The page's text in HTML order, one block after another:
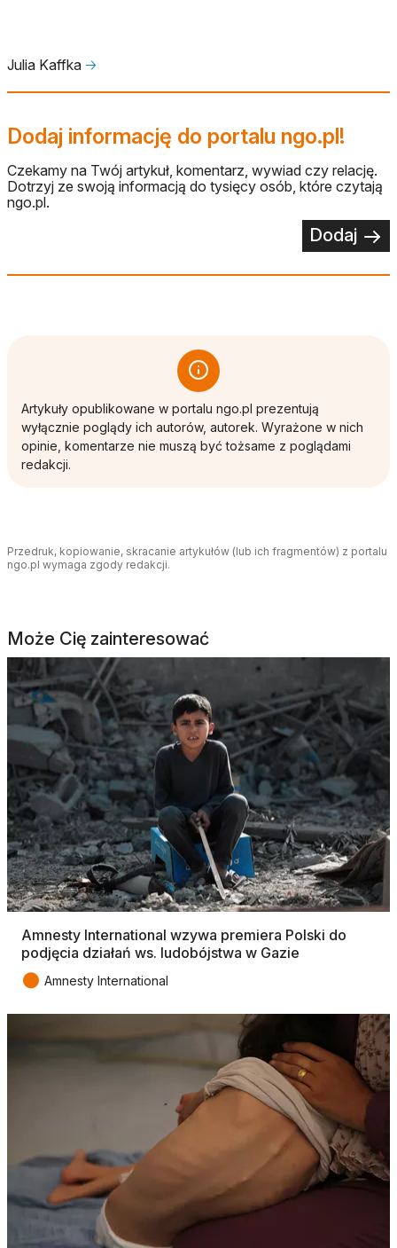
Julia Kaffka 🡢
Dodaj informację do portalu ngo.pl!
Czekamy na Twój artykuł, komentarz, wywiad czy relację.
Dotrzyj ze swoją informacją do tysięcy osób, które czytają
ngo.pl.
Dodaj
Artykuły opublikowane w portalu ngo.pl prezentują
wyłącznie poglądy ich autorów, autorek. Wyrażone w nich
opinie, komentarze nie muszą być tożsame z poglądami
redakcji.
Przedruk, kopiowanie, skracanie artykułów (lub ich fragmentów) z portalu
ngo.pl wymaga zgody redakcji.
Może Cię zainteresować
Amnesty International wzywa premiera Polski do
podjęcia działań ws. ludobójstwa w Gazie
● Amnesty International